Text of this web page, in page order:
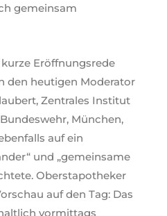
gemeinsam
Eröffnungsrede
den heutigen Moderator
Zentrales Institut
München,
auf ein
und „gemeinsame
Oberstapotheker
auf den Tag: Das
vormittags